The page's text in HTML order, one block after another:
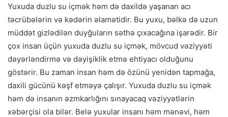
Yuxuda duzlu su içmək həm də daxildə yaşanan acı
təcrübələrin və kədərin əlamətidir. Bu yuxu, bəlkə də uzun
müddət gizlədilən duyğuların səthə çıxacağına işarədir. Bir
çox insan üçün yuxuda duzlu su içmək, mövcud vəziyyəti
dəyərləndirmə və dəyişiklik etmə ehtiyacı olduğunu
göstərir. Bu zaman insan həm də özünü yenidən tapmağa,
daxili gücünü kəşf etməyə çalışır. Yuxuda duzlu su içmək
həm də insanın əzmkarlığını sınayacaq vəziyyətlərin
xəbərçisi ola bilər. Belə yuxular insanı həm mənəvi, həm